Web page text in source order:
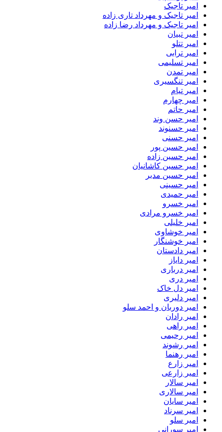
امیر تاجیک
امیر تاجیک و مهرداد تاری زاده
امیر تاجیک و مهرداد رضا زاده
امیر تبیان
امیر تتلو
امیر ترابی
امیر تسلیمی
امیر تمدن
امیر تنگسیری
امیر تیام
امیر چهارم
امیر حاتم
امیر حسن وند
امیر حسنوند
امیر حسنی
امیر حسین پور
امیر حسین زاده
امیر حسین کاشانیان
امیر حسین مدبر
امیر حسینی
امیر حمیدی
امیر خسرو
امیر خسرو مرادی
امیر خلیلی
امیر خوشاوی
امیر خوشنگار
امیر دادستان
امیر دایاز
امیر درباری
امیر دری
امیر دل خاک
امیر دلیری
امیر دوربان و احمد سلو
امیر رادان
امیر راهی
امیر رحیمی
امیر رشوند
امیر رهنما
امیر زارع
امیر زارعی
امیر سالار
امیر سالاری
امیر سایان
امیر سرناد
امیر سلو
امیر سورانی